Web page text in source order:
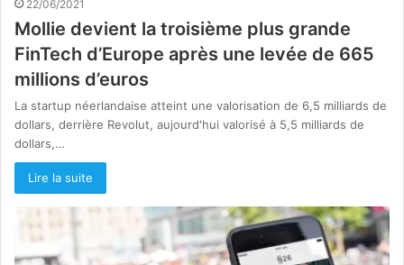
22/06/2021
Mollie devient la troisième plus grande
FinTech d’Europe après une levée de 665
millions d’euros
La startup néerlandaise atteint une valorisation de 6,5 milliards de
dollars, derrière Revolut, aujourd'hui valorisé à 5,5 milliards de
dollars,…
Lire la suite